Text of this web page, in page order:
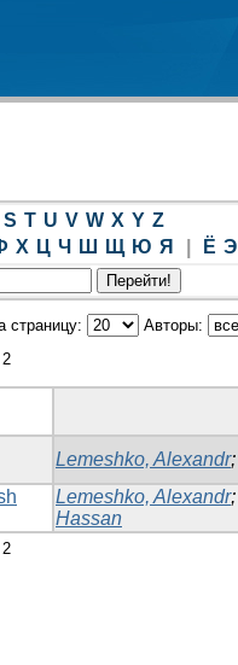
S T U V W X Y Z
Х Ц Ч Ш Щ Ю Я Ё Э
страницу:
Авторы:
Lemeshko, Alexandr;
Lemeshko, Alexandr;
Hassan